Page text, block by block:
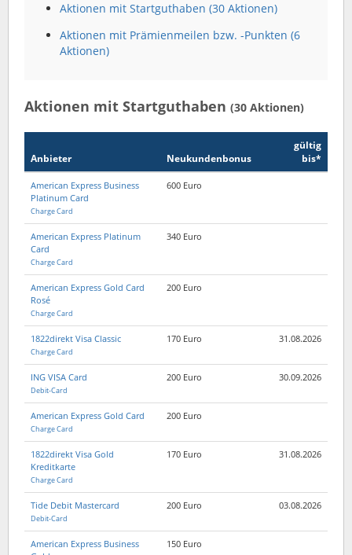
Aktionen mit Startguthaben (30 Aktionen)
Aktionen mit Prämienmeilen bzw. -Punkten (6
Aktionen)
Aktionen mit Startguthaben (30 Aktionen)
Anbieter Neukunden­bonus
gültig
bis*
American Express Business
Platinum Card
Charge Card
600 Euro
American Express Platinum
Card
Charge Card
340 Euro
American Express Gold Card
Rosé
Charge Card
200 Euro
1822direkt Visa Classic
Charge Card
170 Euro 31.08.2026
ING VISA Card
Debit-Card
200 Euro 30.09.2026
American Express Gold Card
Charge Card
200 Euro
1822direkt Visa Gold
Kreditkarte
Charge Card
170 Euro 31.08.2026
Tide Debit Mastercard
Debit-Card
200 Euro 03.08.2026
American Express Business
150 Euro